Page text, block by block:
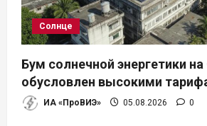
Солнце
Бум солнечной энергетики
обусловлен высокими
ИА «ПроВИЭ» 05.08.2026 0